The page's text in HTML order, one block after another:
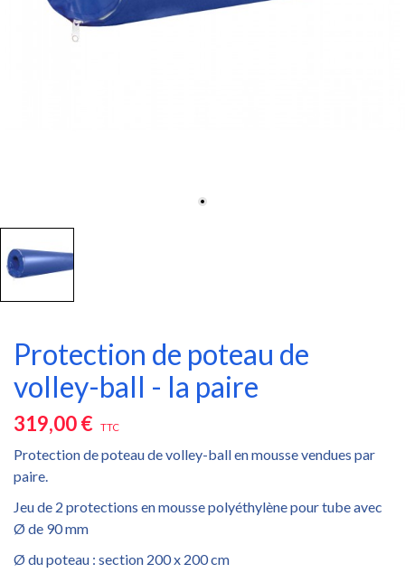
Protection de poteau de
volley-ball - la paire
319,00 € TTC
Protection de poteau de volley-ball en mousse vendues par
paire.
Jeu de 2 protections en mousse polyéthylène pour tube avec
Ø de 90 mm
Ø du poteau : section 200 x 200 cm